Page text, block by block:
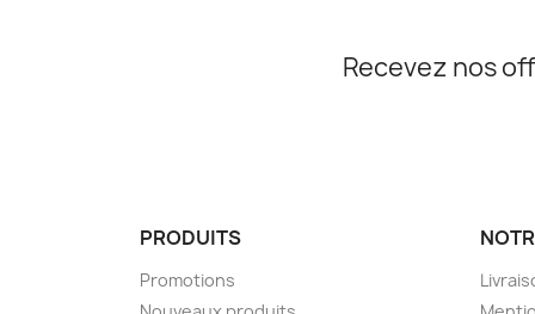
Recevez nos
PRODUITS
Promotions